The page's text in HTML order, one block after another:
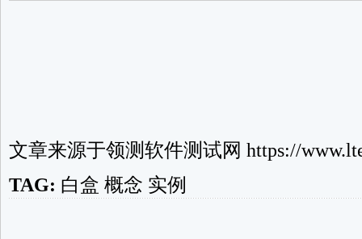
文章来源于领测软件测试网 https://
TAG: 白盒 概念 实例